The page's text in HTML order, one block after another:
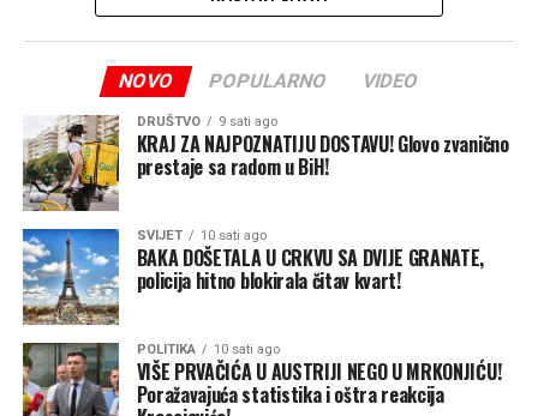
NOVO POPULARNO VIDEO
DRUŠTVO 9 sati ago
KRAJ ZA NAJPOZNATIJU DOSTAVU! Glovo zvanično
prestaje sa radom u BiH!
SVIJET 10 sati ago
BAKA DOŠETALA U CRKVU SA DVIJE GRANATE,
policija hitno blokirala čitav kvart!
POLITIKA 10 sati ago
VIŠE PRVAČIĆA U AUSTRIJI NEGO U MRKONJIĆU!
Poražavajuća statistika i oštra reakcija